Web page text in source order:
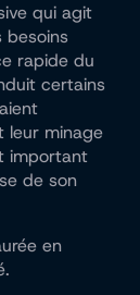
qui agit
rapide du
certains
leur minage
important
de son
en